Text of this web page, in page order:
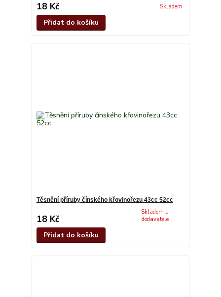
18 Kč Skladem
Přidat do košíku
Těsnění příruby čínského křovinořezu 43cc 52cc
18 Kč
Skladem u
dodavatele
Přidat do košíku